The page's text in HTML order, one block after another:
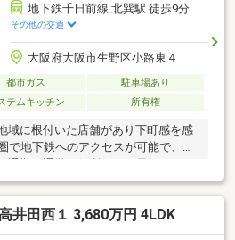
地下鉄千日前線 北巽駅 徒歩9分
その他の交通
大阪府大阪市生野区小路東４
都市ガス
駐車場あり
テムキッチン 所有権
域に根付いた店舗があり下町感を感
地下鉄へのアクセスが可能で、都
通勤・通学も便利です。居住スペー
りの室内☆人気のカウンタータイプ
スを見ながらの作業ができご家族団
子さまのいる環境でも安心です 広々
、バイクや自転車も複数台駐車可能
井田西１ 3,680万円 4LDK